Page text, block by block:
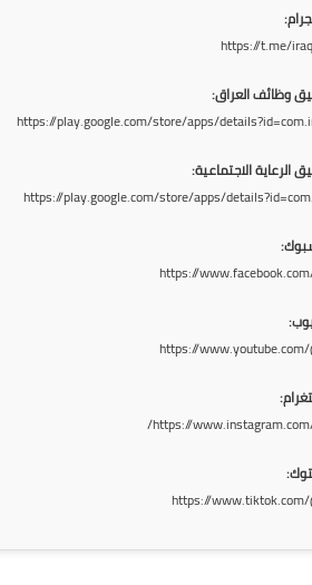
https://t.me/
وظائف العراق:
https://play.google.com/store/apps/
الرعاية الاجتماعية:
https://play.google.com/store/apps/
https://
https://
https://
https://